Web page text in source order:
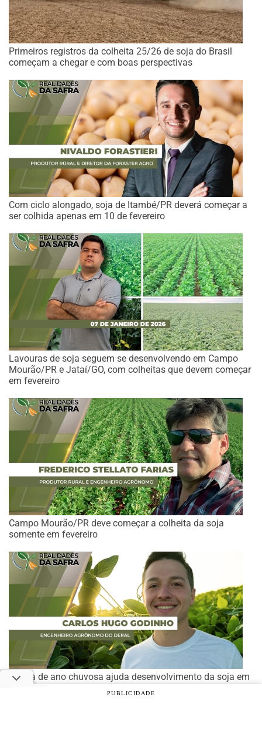
Primeiros registros da colheita 25/26 de soja do Brasil
começam a chegar e com boas perspectivas
Com ciclo alongado, soja de Itambé/PR deverá começar a
ser colhida apenas em 10 de fevereiro
Lavouras de soja seguem se desenvolvendo em Campo
Mourão/PR e Jataí/GO, com colheitas que devem começar
em fevereiro
Campo Mourão/PR deve começar a colheita da soja
somente em fevereiro
Virada de ano chuvosa ajuda desenvolvimento da soja em
São Pedro do Sul/RS
PUBLICIDADE